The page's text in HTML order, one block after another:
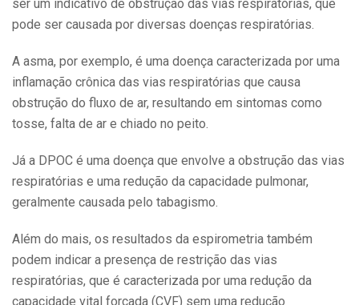
ser um indicativo de obstrução das vias respiratórias, que
pode ser causada por diversas doenças respiratórias.
A asma, por exemplo, é uma doença caracterizada por uma
inflamação crônica das vias respiratórias que causa
obstrução do fluxo de ar, resultando em sintomas como
tosse, falta de ar e chiado no peito.
Já a DPOC é uma doença que envolve a obstrução das vias
respiratórias e uma redução da capacidade pulmonar,
geralmente causada pelo tabagismo.
Além do mais, os resultados da espirometria também
podem indicar a presença de restrição das vias
respiratórias, que é caracterizada por uma redução da
capacidade vital forçada (CVF) sem uma redução